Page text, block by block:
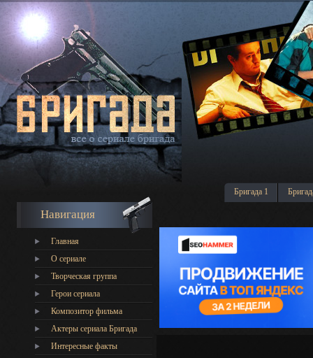
Бригада 1
Навигация
Главная
О сериале
Творческая группа
Герои сериала
Композитор фильма
Актеры сериала Бригада
Интересные факты